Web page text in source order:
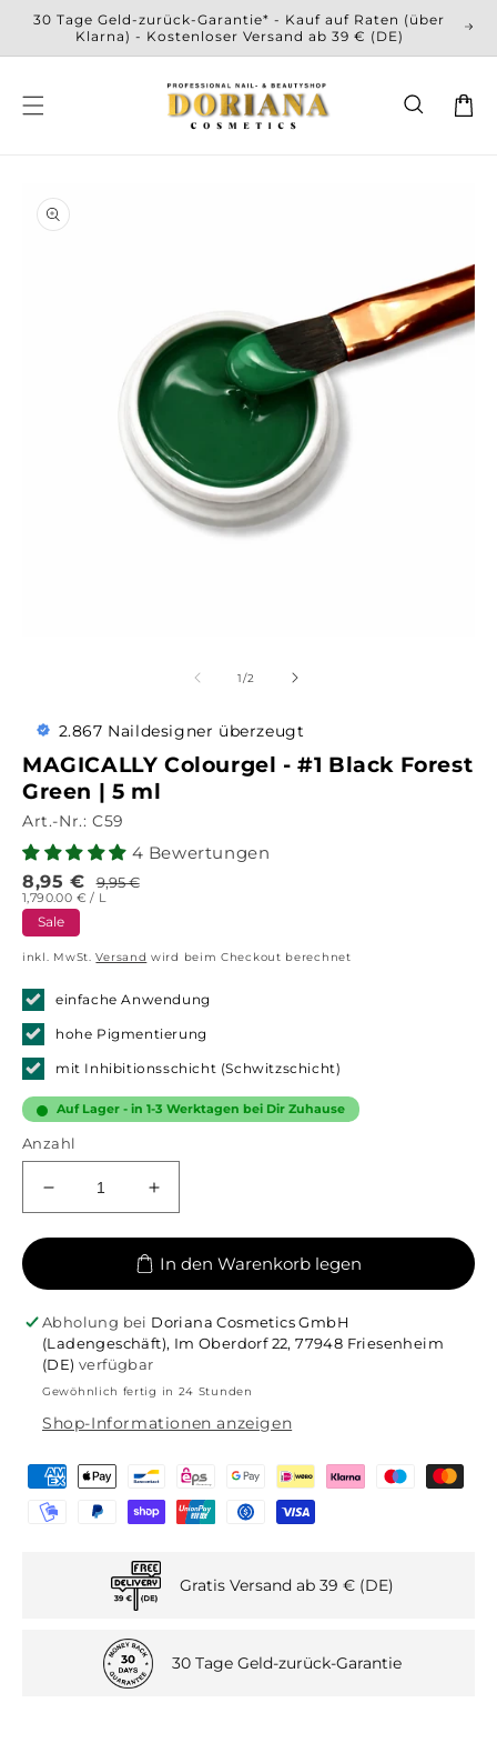
zum
Inhalt
30 Tage Geld-zurück-Garantie* - Kauf auf Raten (über
Klarna) - Kostenloser Versand ab 39 € (DE)
Medien
1/von
2
2.867 Naildesigner überzeugt
MAGICALLY Colourgel - #1 Black Forest
Green | 5 ml
Art.-Nr.: C59
4 Bewertungen
Verkaufspreis
8,95 €
Normaler
Preis
9,95€
GRUNDPREIS
1,790.00 € / PRO
L
Sale
inkl. MwSt.Versand wird beim Checkout berechnet
einfache Anwendung
hohe Pigmentierung
mit Inhibitionsschicht (Schwitzschicht)
Auf Lager - in 1-3 Werktagen bei Dir Zuhause
Anzahl
Verringere
die
Menge
MAGICALLY
Colourgel
-
#1
Black
Green
5
ml
Erhöhe
die
Menge
für
MAGICALLY
Colourgel
-
#1
Black
Green
5
ml
In den Warenkorb legen
Abholung bei Doriana Cosmetics GmbH
(Ladengeschäft), Im Oberdorf 22, 77948 Friesenheim
(DE) verfügbar
Gewöhnlich fertig in 24 Stunden
Shop-Informationen anzeigen
Gratis Versand ab 39 € (DE)
30 Tage Geld-zurück-Garantie